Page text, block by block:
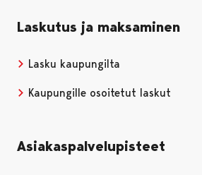
Laskutus ja maksaminen
Lasku kaupungilta
Kaupungille osoitetut laskut
Asiakaspalvelupisteet